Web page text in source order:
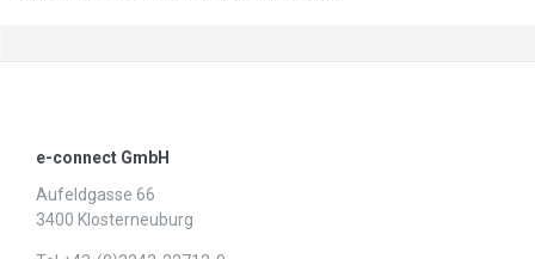
e-connect GmbH
Aufeldgasse 66
3400 Klosterneuburg